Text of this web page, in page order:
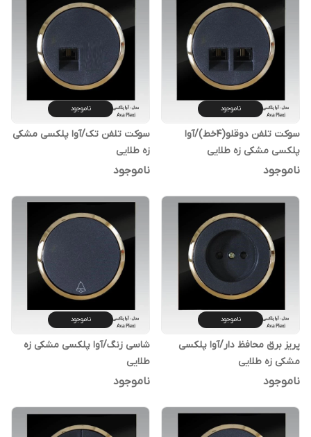
ناموجود
سوکت تلفن دوقلو(4خط)/آوا
پلکسی مشکی زه طلایی
ناموجود
ناموجود
سوکت تلفن تک/آوا پلکسی مشکی
زه طلایی
ناموجود
ناموجود
پریز برق محافظ دار/آوا پلکسی
مشکی زه طلایی
ناموجود
ناموجود
شاسی زنگ/آوا پلکسی مشکی زه
طلایی
ناموجود